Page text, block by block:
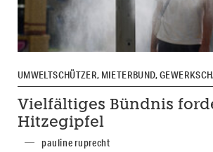
UMWELTSCHÜTZER, MIETERBUND,
Vielfältiges Bündnis
Hitzegipfel
pauline ruprecht